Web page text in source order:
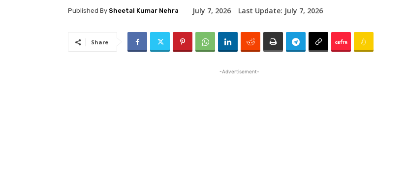
Published By Sheetal Kumar Nehra July 7, 2026 Last Update: July 7, 2026
Share
-Advertisement-